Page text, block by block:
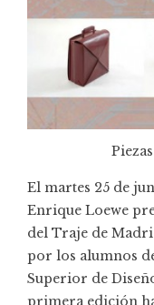
El martes 25 de
Enrique Loewe
del Traje de
por los alumnos
Superior de
primera edición